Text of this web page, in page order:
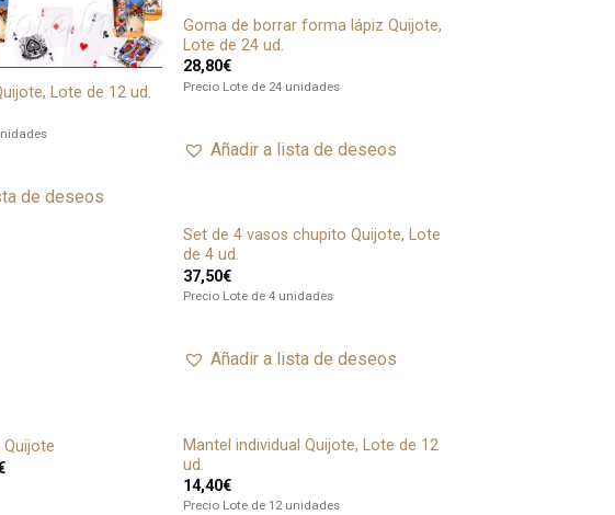
Añadir
a lista
de
Lote de 12 ud.
de deseos
Añadir
Goma de borrar forma lápiz Quijote,
Lote de 24 ud.
28,80€
Precio Lote de 24 unidades
Añadir a lista de deseos
Añadir
Set de 4 vasos chupito Quijote, Lote
de 4 ud.
37,50€
Precio Lote de 4 unidades
Añadir a lista de deseos
Añadir
Mantel individual Quijote, Lote de 12
ud.
14,40€
Precio Lote de 12 unidades